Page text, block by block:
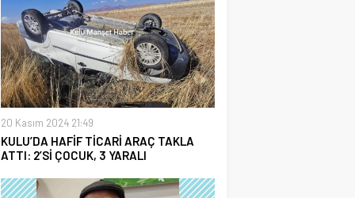
20 Kasım 2024 21:49
KULU’DA HAFİF TİCARİ ARAÇ TAKLA
ATTI: 2’Sİ ÇOCUK, 3 YARALI